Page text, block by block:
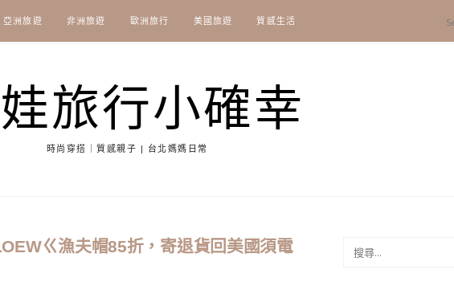
亞洲旅遊 非洲旅遊 歐洲旅行 美國旅遊 質感生活
旅行小確幸
時尚穿搭｜質感親子 | 台北媽媽日常
ㄍ漁夫帽85折，寄退貨回美國須電
搜